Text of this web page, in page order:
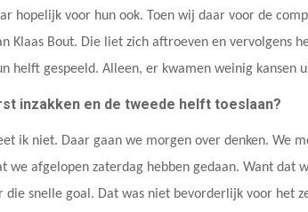
hopelijk voor hun ook. Toen wij daar voor de
Klaas Bout. Die liet zich aftroeven en vervolgens
helft gespeeld. Alleen, er kwamen weinig kansen
inzakken en de tweede helft toeslaan?
ik niet. Daar gaan we morgen over denken. We
we afgelopen zaterdag hebben gedaan. Want dat
die snelle goal. Dat was niet bevorderlijk voor het